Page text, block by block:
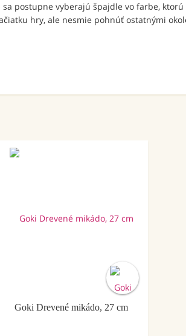
sa postupne vyberajú špajdle vo farbe, ktorú
hry, ale nesmie pohnúť ostatnými
Goki Drevené mikádo, 27 cm